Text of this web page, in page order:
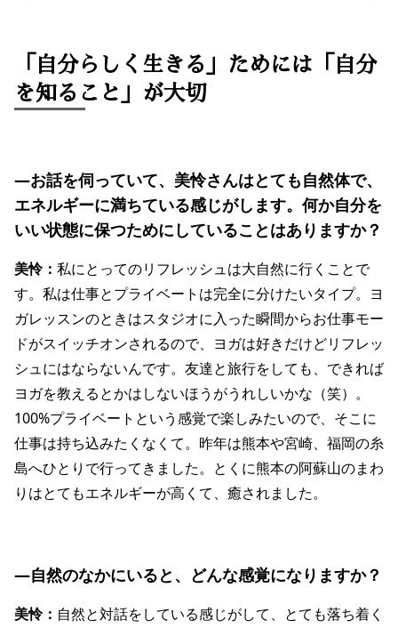
「自分らしく生きる」ためには「自分
を知ること」が大切
―お話を伺っていて、美怜さんはとても自然体で、
エネルギーに満ちている感じがします。何か自分を
いい状態に保つためにしていることはありますか？
美怜： 私にとってのリフレッシュは大自然に行くことで
す。私は仕事とプライベートは完全に分けたいタイプ。ヨ
ガレッスンのときはスタジオに入った瞬間からお仕事モー
ドがスイッチオンされるので、ヨガは好きだけどリフレッ
シュにはならないんです。友達と旅行をしても、できれば
ヨガを教えるとかはしないほうがうれしいかな（笑）。
100%プライベートという感覚で楽しみたいので、そこに
仕事は持ち込みたくなくて。昨年は熊本や宮崎、福岡の糸
島へひとりで行ってきました。とくに熊本の阿蘇山のまわ
りはとてもエネルギーが高くて、癒されました。
―自然のなかにいると、どんな感覚になりますか？
美怜： 自然と対話をしている感じがして、とても落ち着く